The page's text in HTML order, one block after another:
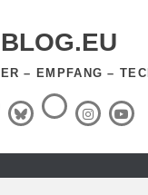
– EMPFANG –
BlueSky
RSS-
Feed Instagram